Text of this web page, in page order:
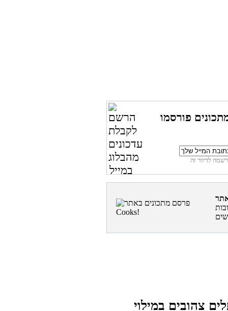
פורסמו
צהובים במילוי